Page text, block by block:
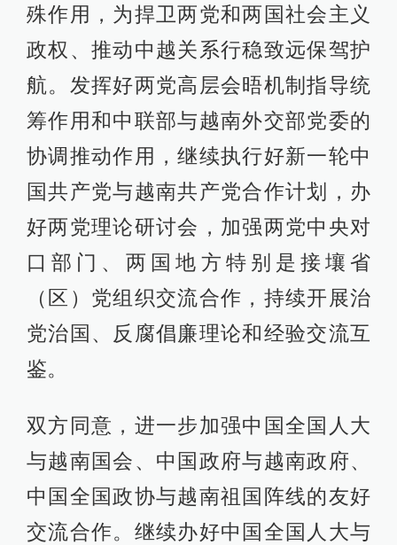
殊作用，为捍卫两党和两国社会主义
政权、推动中越关系行稳致远保驾护
航。发挥好两党高层会晤机制指导统
筹作用和中联部与越南外交部党委的
协调推动作用，继续执行好新一轮中
国共产党与越南共产党合作计划，办
好两党理论研讨会，加强两党中央对
口部门、两国地方特别是接壤省
（区）党组织交流合作，持续开展治
党治国、反腐倡廉理论和经验交流互
鉴。
双方同意，进一步加强中国全国人大
与越南国会、中国政府与越南政府、
中国全国政协与越南祖国阵线的友好
交流合作。继续办好中国全国人大与